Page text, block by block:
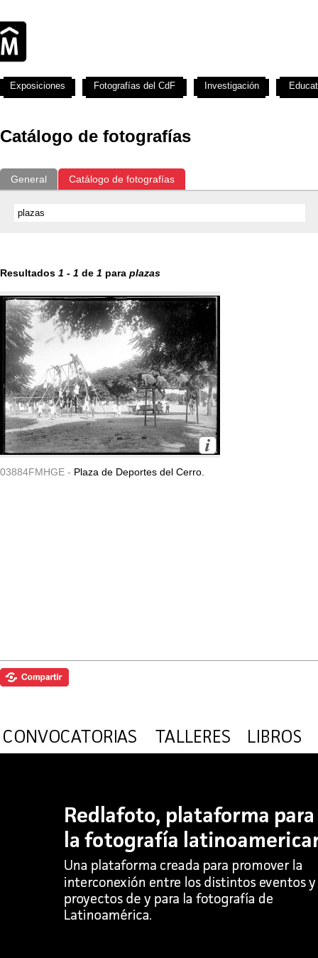
Catálogo de fotografías
General Catálogo de fotografías
Resultados 1 - 1 de 1 para plazas
03884FMHGE - Plaza de Deportes del Cerro.
Exposiciones Fotografías del CdF Investigación